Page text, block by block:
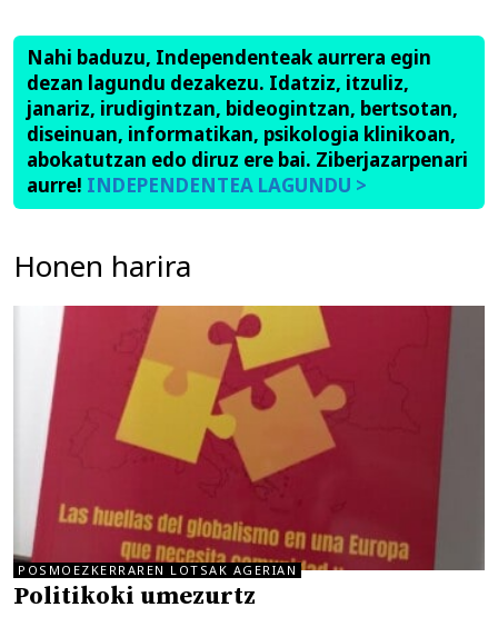
Nahi baduzu, Independenteak aurrera egin
dezan lagundu dezakezu. Idatziz, itzuliz,
janariz, irudigintzan, bideogintzan, bertsotan,
diseinuan, informatikan, psikologia klinikoan,
abokatutzan edo diruz ere bai. Ziberjazarpenari
aurre! INDEPENDENTEA LAGUNDU >
Honen harira
POSMOEZKERRAREN LOTSAK AGERIAN
Politikoki umezurtz